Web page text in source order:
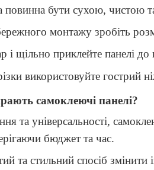
повинна бути сухою, чистою
монтажу зробіть
і щільно приклейте панелі
використовуйте гострий
самоклеючі панелі?
та універсальності,
бюджет та час.
та стильний спосіб